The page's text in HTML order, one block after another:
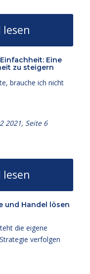
lesen
Eine
zu steigern
brauche ich nicht
2021, Seite 6
lesen
und Handel lösen
die eigene
verfolgen